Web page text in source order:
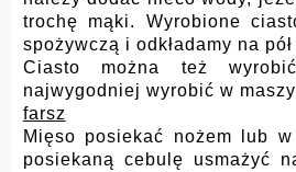
trochę mąki. Wyrobione
spożywczą i odkładamy na
Ciasto można też
najwygodniej wyrobić w
farsz
Mięso posiekać nożem lub
posiekaną cebulę usmażyć